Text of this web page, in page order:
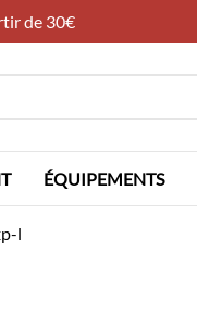
de 30€
ÉQUIPEMENTS
l